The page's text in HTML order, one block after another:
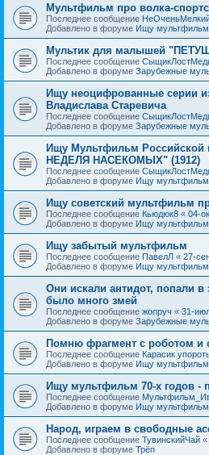
Мультфильм про волка-
Последнее сообщение
Добавлено в форуме Ищу
Мультик для малышей
Последнее сообщение
Добавлено в форуме Зарубежные
Ищу неоцифрованные серии
Владислава Старевича
Последнее сообщение
Добавлено в форуме Зарубежные
Ищу Мультфильм
НЕДЕЛЯ НАСЕКОМЫХ" (1912)
Последнее сообщение
Добавлено в форуме Ищу
Ищу советский мультфильм
Последнее сообщение Кьюдюк8 « 04-
Добавлено в форуме Ищу
Ищу забытый мультфильм
Последнее сообщение ПавелЛ « 27-
Добавлено в форуме Ищу
Они искали антидот, попали
было много змей
Последнее сообщение жопруч « 31-
Добавлено в форуме Зарубежные
Помню фрагмент с роботом и
Последнее сообщение Карасик
Добавлено в форуме Ищу
Ищу мультфильм 70-х годов -
Последнее сообщение
Добавлено в форуме Ищу
Народ, играем в свободные
Последнее сообщение ТувинскийЧай «
Добавлено в форуме Трёп